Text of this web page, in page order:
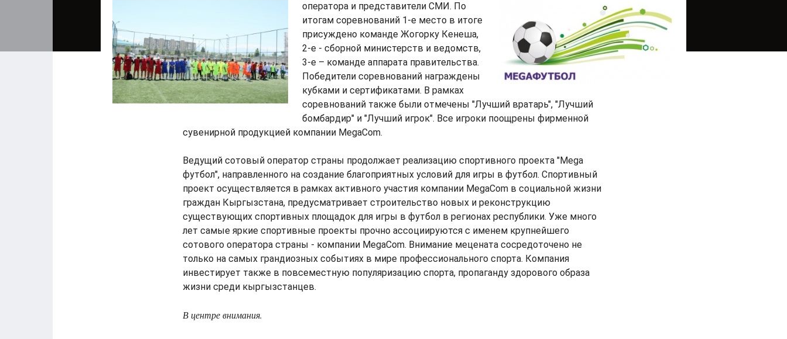
оператора и представители СМИ. По
итогам соревнований 1-е место в итоге
присуждено команде Жогорку Кенеша,
2-е - сборной министерств и ведомств,
3-е – команде аппарата правительства.
Победители соревнований награждены
кубками и сертификатами. В рамках
соревнований также были отмечены "Лучший вратарь", "Лучший
бомбардир" и "Лучший игрок". Все игроки поощрены фирменной
сувенирной продукцией компании MegaCom.
Ведущий сотовый оператор страны продолжает реализацию спортивного проекта "Mega
футбол", направленного на создание благоприятных условий для игры в футбол. Спортивный
проект осуществляется в рамках активного участия компании MegaCom в социальной жизни
граждан Кыргызстана, предусматривает строительство новых и реконструкцию
существующих спортивных площадок для игры в футбол в регионах республики. Уже много
лет самые яркие спортивные проекты прочно ассоциируются с именем крупнейшего
сотового оператора страны - компании MegaCom. Внимание мецената сосредоточено не
только на самых грандиозных событиях в мире профессионального спорта. Компания
инвестирует также в повсеместную популяризацию спорта, пропаганду здорового образа
жизни среди кыргызстанцев.
В центре внимания.